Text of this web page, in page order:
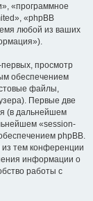
«программное
«phpBB
любой из ваших
просмотр
обеспечением
файлы,
Первые две
(в дальнейшем
«session-
phpBB.
из тем конференции
информации о
работы с